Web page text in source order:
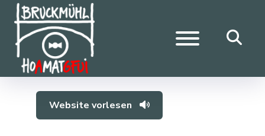
Website vorlesen